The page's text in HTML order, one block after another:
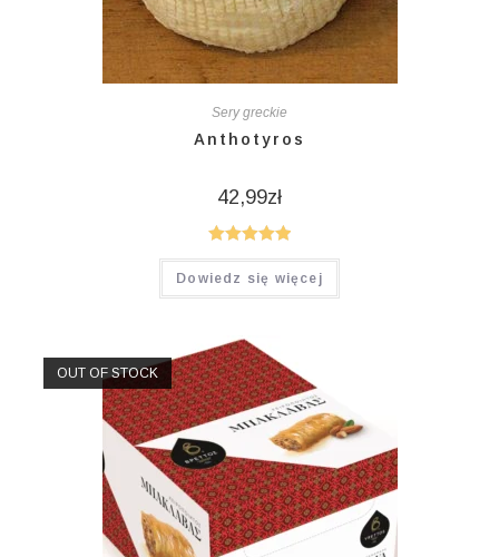
Sery greckie
Anthotyros
42,99zł
Oceniono
5.00 na 5
Dowiedz się więcej
OUT OF STOCK